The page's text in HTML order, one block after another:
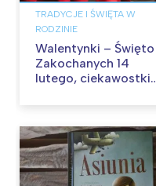
TRADYCJE I ŚWIĘTA W
RODZINIE
Walentynki – Święto
Zakochanych 14
lutego, ciekawostki i